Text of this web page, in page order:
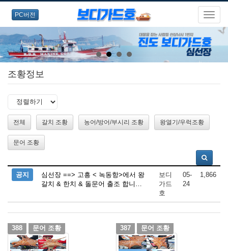
PC버전
조황정보
전체 갈치 조황 농어/방어/부시리 조황 왕열기/우럭조황
문어 조황
공지
심선장 ==> 고흥 < 녹동항>에서 왕
갈치 & 한치 & 돌문어 출조 합니…
보디
가드
호
05-
24
1,866
388 문어 조황 387 문어 조황